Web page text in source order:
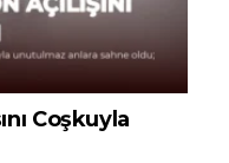
Coşkuyla